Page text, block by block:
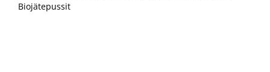
Biojätepussit